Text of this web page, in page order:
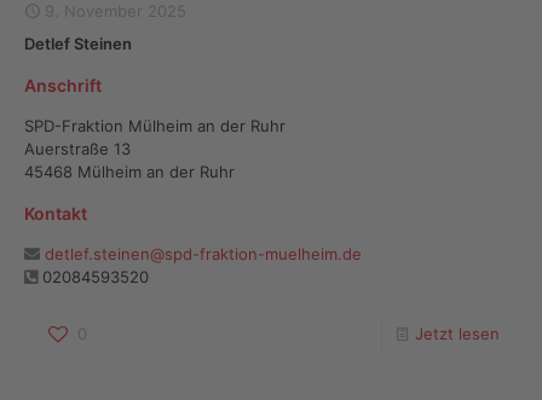
9. November 2025
Detlef Steinen
Anschrift
SPD-Fraktion Mülheim an der Ruhr
Auerstraße 13
45468 Mülheim an der Ruhr
Kontakt
detlef.steinen@spd-fraktion-muelheim.de
02084593520
0 Jetzt lesen